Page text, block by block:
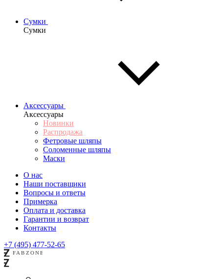
Сумки
Сумки
Аксессуары
Аксессуары
Новинки
Распродажа
Фетровые шляпы
Соломенные шляпы
Маски
О нас
Наши поставщики
Вопросы и ответы
Примерка
Оплата и доставка
Гарантии и возврат
Контакты
+7 (495) 477-52-65